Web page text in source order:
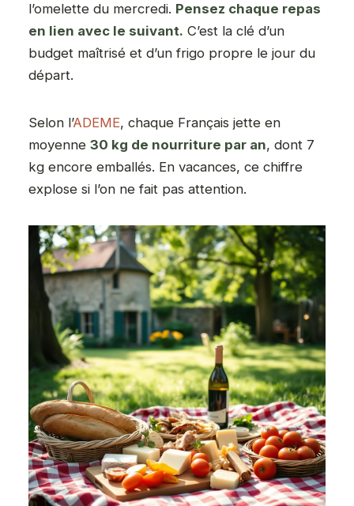
l’omelette du mercredi. Pensez chaque repas
en lien avec le suivant. C’est la clé d’un
budget maîtrisé et d’un frigo propre le jour du
départ.
Selon l’ADEME, chaque Français jette en
moyenne 30 kg de nourriture par an, dont 7
kg encore emballés. En vacances, ce chiffre
explose si l’on ne fait pas attention.